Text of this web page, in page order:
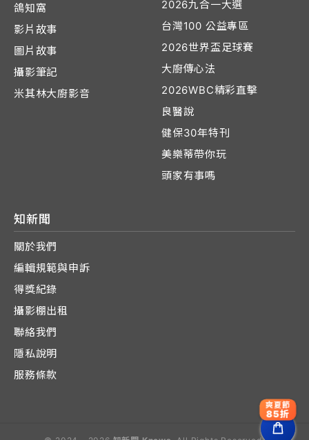
鴿知窩
影片故事
圖片故事
攝影筆記
米其林大廚影音
2026九合一大選
台灣100 公益專區
2026世界盃足球賽
大廚傳心法
2026WBC精彩直擊
良醫說
健保30年特刊
美樂蒂帶你玩
頭家有事嗎
知新聞
關於我們
編輯規範與申訴
得獎紀錄
攝影棚出租
聯絡我們
隱私說明
服務條款
爽夏節
85折